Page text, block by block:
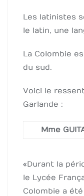
Les latinistes
le latin, une
La Colombie
du sud.
Voici le
Garlande :
Mme
« Durant la
le Lycée
Colombie a